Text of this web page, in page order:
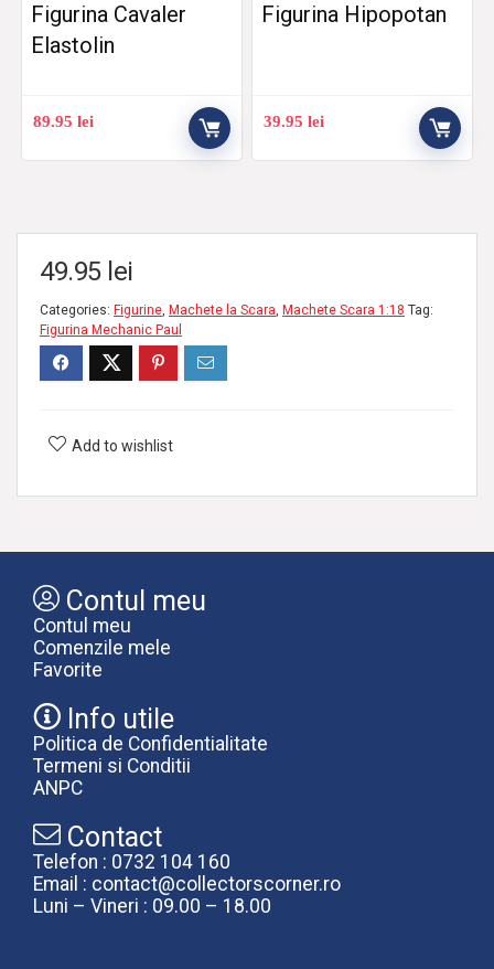
Figurina Cavaler
Elastolin
89.95lei
Figurina Hipopotan
39.95lei
49.95 lei
Categories: Figurine, Machete la Scara, Machete Scara 1:18 Tag:
Figurina Mechanic Paul
Add to wishlist
Contul meu
Contul meu
Comenzile mele
Favorite
Info utile
Politica de Confidentialitate
Termeni si Conditii
ANPC
Contact
Telefon : 0732 104 160
Email : contact@collectorscorner.ro
Luni – Vineri : 09.00 – 18.00